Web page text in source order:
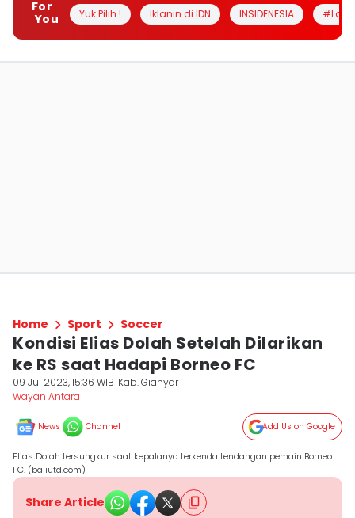
For
You
Yuk Pilih ! Iklanin di IDN INSIDENESIA
Home Sport Soccer
Kondisi Elias Dolah Setelah Dilarikan
ke RS saat Hadapi Borneo FC
09 Jul 2023, 15:36 WIB Kab. Gianyar
Wayan Antara
News Channel Add Us on Google
Elias Dolah tersungkur saat kepalanya terkenda tendangan pemain Borneo
FC. (baliutd.com)
Share Article